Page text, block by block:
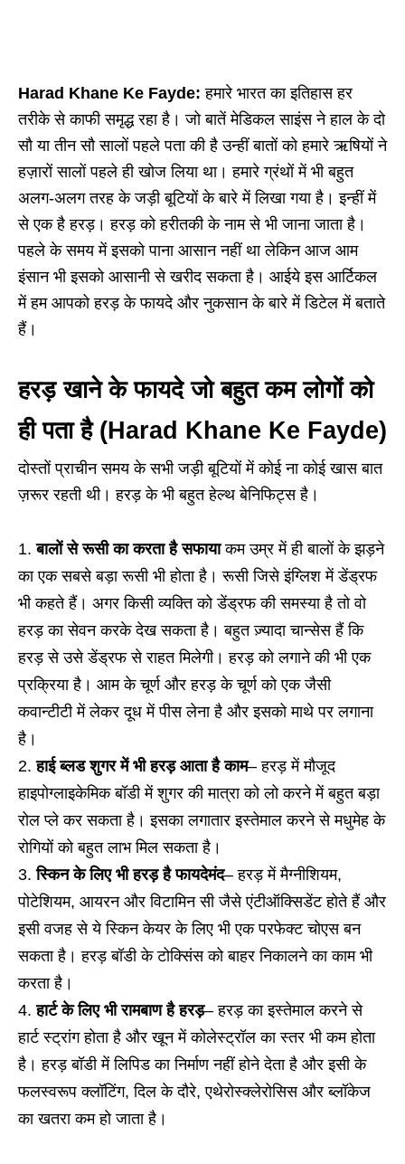
Harad Khane Ke Fayde:हमारे भारत का इतिहास हर
तरीके से काफी समृद्ध रहा है। जो बातें मेडिकल साइंस ने हाल के दो
सौ या तीन सौ सालों पहले पता की है उन्हीं बातों को हमारे ऋषियों ने
हज़ारों सालों पहले ही खोज लिया था। हमारे ग्रंथों में भी बहुत
अलग-अलग तरह के जड़ी बूटियों के बारे में लिखा गया है। इन्हीं में
से एक है हरड़। हरड़ को हरीतकी के नाम से भी जाना जाता है।
पहले के समय में इसको पाना आसान नहीं था लेकिन आज आम
इंसान भी इसको आसानी से खरीद सकता है। आईये इस आर्टिकल
में हम आपको हरड़ के फायदे और नुकसान के बारे में डिटेल में बताते
हैं।
हरड़ खाने के फायदे जो बहुत कम लोगों को
ही पता है (Harad Khane Ke Fayde)
दोस्तों प्राचीन समय के सभी जड़ी बूटियों में कोई ना कोई खास बात
ज़रूर रहती थी। हरड़ के भी बहुत हेल्थ बेनिफिट्स है।
बालों से रूसी का करता है सफायाकम उम्र में ही बालों के झड़ने
का एक सबसे बड़ा रूसी भी होता है। रूसी जिसे इंग्लिश में डेंड्रफ
भी कहते हैं। अगर किसी व्यक्ति को डेंड्रफ की समस्या है तो वो
हरड़ का सेवन करके देख सकता है। बहुत ज़्यादा चान्सेस हैं कि
हरड़ से उसे डेंड्रफ से राहत मिलेगी। हरड़ को लगाने की भी एक
प्रक्रिया है। आम के चूर्ण और हरड़ के चूर्ण को एक जैसी
कवान्टीटी में लेकर दूध में पीस लेना है और इसको माथे पर लगाना
है।
हाई ब्लड शुगर में भी हरड़ आता है काम– हरड़ में मौजूद
हाइपोग्लाइकेमिक बॉडी में शुगर की मात्रा को लो करने में बहुत बड़ा
रोल प्ले कर सकता है। इसका लगातार इस्तेमाल करने से मधुमेह के
रोगियों को बहुत लाभ मिल सकता है।
स्किन के लिए भी हरड़ है फायदेमंद– हरड़ में मैग्नीशियम,
पोटेशियम, आयरन और विटामिन सी जैसे एंटीऑक्सिडेंट होते हैं और
इसी वजह से ये स्किन केयर के लिए भी एक परफेक्ट चोएस बन
सकता है। हरड़ बॉडी के टोक्सिंस को बाहर निकालने का काम भी
करता है।
हार्ट के लिए भी रामबाण है हरड़– हरड़ का इस्तेमाल करने से
हार्ट स्ट्रांग होता है और खून में कोलेस्ट्रॉल का स्तर भी कम होता
है। हरड़ बॉडी में लिपिड का निर्माण नहीं होने देता है और इसी के
फलस्वरूप क्लॉटिंग, दिल के दौरे, एथेरोस्क्लेरोसिस और ब्लॉकेज
का खतरा कम हो जाता है।